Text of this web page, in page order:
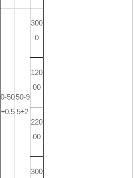
0-50
±0.5
50-9
5±2
300
0
120
00
220
00
300